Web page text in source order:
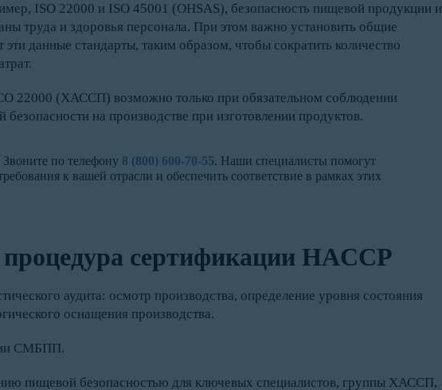
ISO 22000 и ISO 45001 (OHSAS), безопасность пищевой продукции и
труда и здоровья персонала. При этом важно установить общие
данные стандарты, таким образом, чтобы сократить количество
22000 (ХАССП) возможно только при обязательном соблюдении
безопасности на производстве при изготовлении продуктов.
Звоните по телефону 8 (800) 600-70-55. Наши специалисты помогут
к вашей отрасли и обеспечить соответствие в рамках этих
сертификации HACCP
аудита: осмотр производства, определение уровня состояния
оснащения производства.
СМБПП.
пищевой безопасностью для ключевых специалистов, группы ХАССП,